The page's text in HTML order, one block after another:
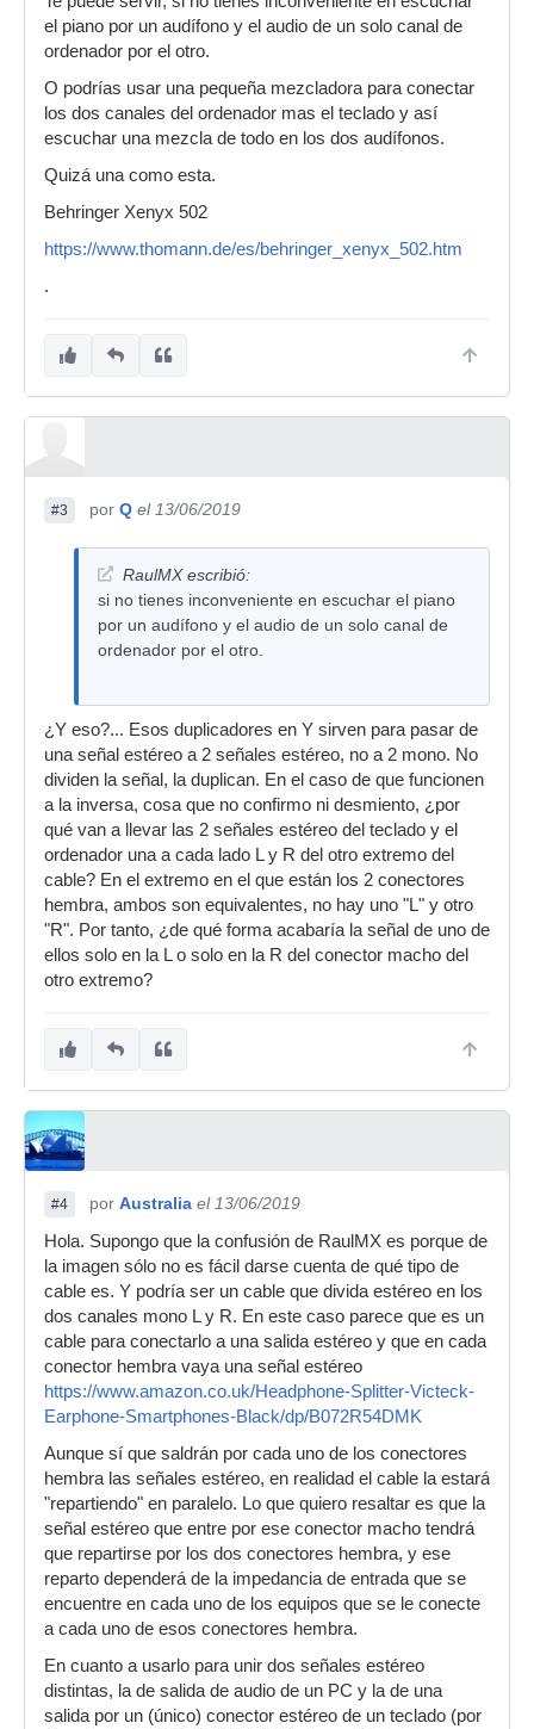
el piano por un audífono y el audio de un solo canal de
ordenador por el otro.
O podrías usar una pequeña mezcladora para conectar
los dos canales del ordenador mas el teclado y así
escuchar una mezcla de todo en los dos audífonos.
Quizá una como esta.
Behringer Xenyx 502
https://www.thomann.de/es/behringer_xenyx_502.htm
.
#3 por Q el 13/06/2019
RaulMX escribió:
si no tienes inconveniente en escuchar el piano
por un audífono y el audio de un solo canal de
ordenador por el otro.
¿Y eso?... Esos duplicadores en Y sirven para pasar de
una señal estéreo a 2 señales estéreo, no a 2 mono. No
dividen la señal, la duplican. En el caso de que funcionen
a la inversa, cosa que no confirmo ni desmiento, ¿por
qué van a llevar las 2 señales estéreo del teclado y el
ordenador una a cada lado L y R del otro extremo del
cable? En el extremo en el que están los 2 conectores
hembra, ambos son equivalentes, no hay uno "L" y otro
"R". Por tanto, ¿de qué forma acabaría la señal de uno de
ellos solo en la L o solo en la R del conector macho del
otro extremo?
#4 por Australia el 13/06/2019
Hola. Supongo que la confusión de RaulMX es porque de
la imagen sólo no es fácil darse cuenta de qué tipo de
cable es. Y podría ser un cable que divida estéreo en los
dos canales mono L y R. En este caso parece que es un
cable para conectarlo a una salida estéreo y que en cada
conector hembra vaya una señal estéreo
https://www.amazon.co.uk/Headphone-Splitter-Victeck-
Earphone-Smartphones-Black/dp/B072R54DMK
Aunque sí que saldrán por cada uno de los conectores
hembra las señales estéreo, en realidad el cable la estará
"repartiendo" en paralelo. Lo que quiero resaltar es que la
señal estéreo que entre por ese conector macho tendrá
que repartirse por los dos conectores hembra, y ese
reparto dependerá de la impedancia de entrada que se
encuentre en cada uno de los equipos que se le conecte
a cada uno de esos conectores hembra.
En cuanto a usarlo para unir dos señales estéreo
distintas, la de salida de audio de un PC y la de una
salida por un (único) conector estéreo de un teclado (por